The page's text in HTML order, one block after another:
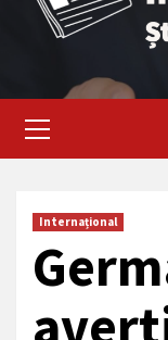
Menu
Internațional